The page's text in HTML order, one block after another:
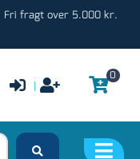
Fri fragt over 5.000 kr.
|
0